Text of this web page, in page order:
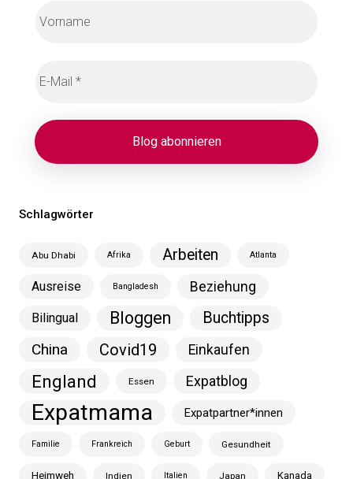
Schlagwörter
Abu Dhabi Afrika Arbeiten Atlanta
Ausreise Bangladesh Beziehung
Bilingual Bloggen
Buchtipps
China
Covid19 Einkaufen
England Essen Expatblog
Expatmama Expatpartner*innen
Familie Frankreich Geburt Gesundheit
Heimweh Indien Italien Japan Kanada